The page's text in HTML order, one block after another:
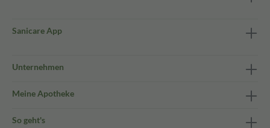
Sanicare App
Unternehmen
Meine Apotheke
So geht's